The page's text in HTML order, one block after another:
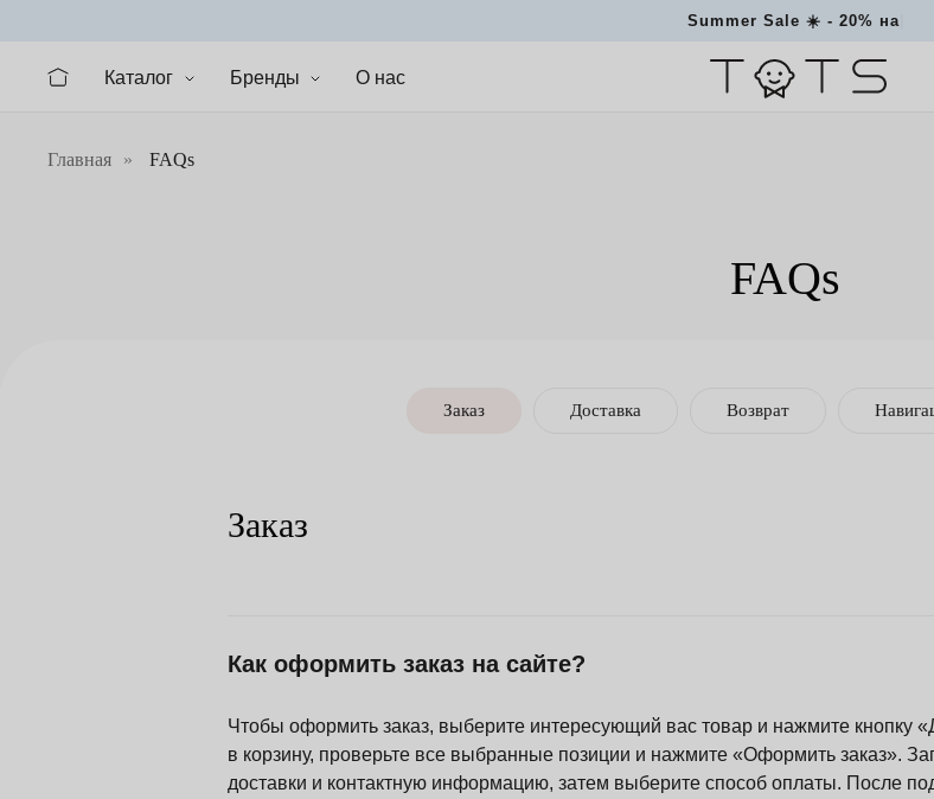
Summer Sale ☀|
Каталог Бренды О нас
Главная » FAQs
FAQs
Заказ Доставка Возврат
Заказ
Как оформить заказ на сайте?
Чтобы оформить заказ, выберите интересующий вас товар и нажмите кнопку
в корзину, проверьте все выбранные позиции и нажмите «Оформить заказ».
доставки и контактную информацию, затем выберите способ оплаты. После